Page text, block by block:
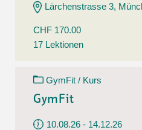
Lärchenstrasse 3,
CHF 170.00
17 Lektionen
GymFit / Kurs
GymFit
10.08.26 - 14.12.26